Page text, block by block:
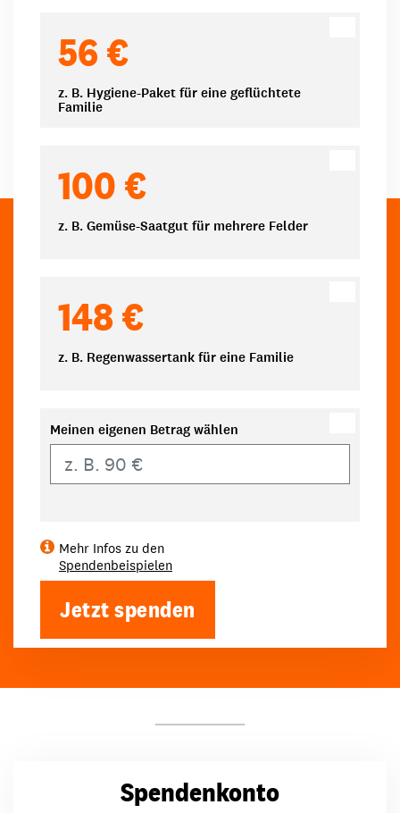
56 €
z. B. Hygiene-Paket für eine geflüchtete
Familie
100 €
z. B. Gemüse-Saatgut für mehrere Felder
148 €
z. B. Regenwassertank für eine Familie
Meinen eigenen Betrag wählen
Mehr Infos zu den
Spendenbeispielen
Jetzt spenden
Spendenkonto